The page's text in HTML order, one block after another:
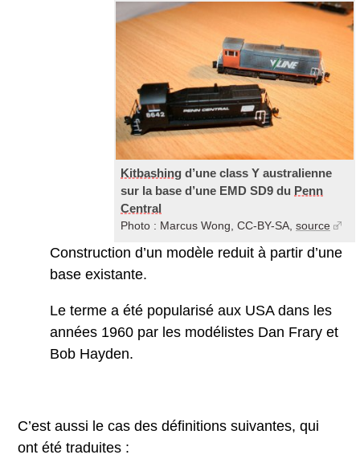
Kitbashing d’une class Y australienne
sur la base d’une EMD SD9 du Penn
Central
Photo : Marcus Wong, CC-BY-SA, source
Construction d’un modèle reduit à partir d’une
base existante.
Le terme a été popularisé aux USA dans les
années 1960 par les modélistes Dan Frary et
Bob Hayden.
C’est aussi le cas des définitions suivantes, qui
ont été traduites :